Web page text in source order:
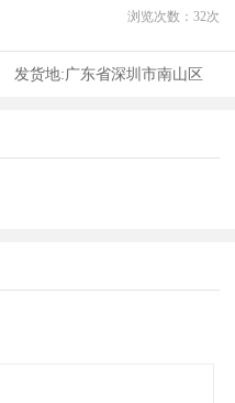
浏览次数： 32次
发货地:广东省深圳市南山区